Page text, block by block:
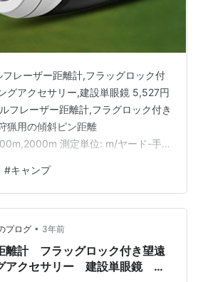
レーザー距離計,フラッグロック付
グアクセサリー,建設単眼鏡 5,527円
フレーザー距離計,フラグロック付き
猟用の傾斜ピン距離
測定単位: m/ヤード-手動
ます。） ご注文ありがとうござい
は1年です。ご不明な点がございまし
送りください。 アフターサービスを
なフィードバックを残す前に、私た
さい、私たちはすべての問題…
#キャンプ
プログ • 3年前
離計 フラッグロック付き望遠
アクセサリー 建設単眼鏡 狩